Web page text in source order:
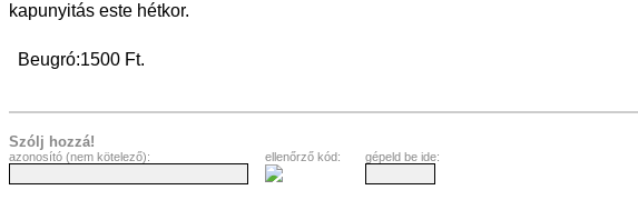
kapunyitás este hétkor.
Beugró:1500 Ft.
Szólj hozzá!
azonosító (nem kötelező): ellenőrző kód: gépeld be ide: